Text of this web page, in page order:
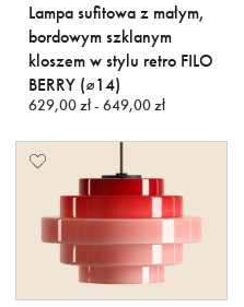
Lampa sufitowa z małym,
bordowym szklanym
kloszem w stylu retro FILO
BERRY (⌀14)
629,00 zł - 649,00 zł